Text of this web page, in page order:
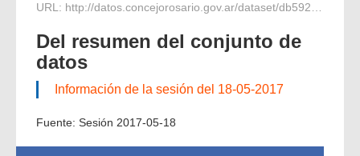
URL: http://datos.concejorosario.gov.ar/dataset/db59265f-3eab-43d2-8d84-1f52efe7d064/resource/bcf2e9bb-7466-4ae5-809b-498a738b97a0/download/versiontaquigrafica_2007-5-18.pdf
Del resumen del conjunto de
datos
Información de la sesión del 18-05-2017
Fuente: Sesión 2017-05-18